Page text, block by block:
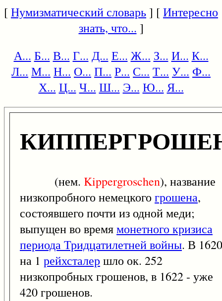
[Нумизматический словарь] [Интересно
знать, что... ]
А... Б... В... Г... Д... Е... Ж... З... И... К...
Л... М... Н... О... П... Р... С... Т... У... Ф...
Х... Ц... Ч... Ш... Э... Ю... Я...
(нем. Kippergroschen), название
низкопробного немецкого грошена,
состоявшего почти из одной меди;
выпущен во времямонетного кризиса
периода Тридцатилетней войны. В 1620
на 1 рейхсталер шло ок. 252
низкопробных грошенов, в 1622 - уже
420 грошенов.